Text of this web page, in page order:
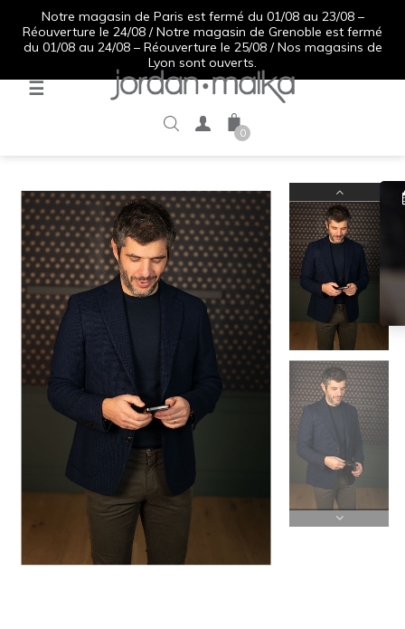
Notre magasin de Paris est fermé du 01/08 au 23/08 –
Réouverture le 24/08 / Notre magasin de Grenoble est fermé
du 01/08 au 24/08 – Réouverture le 25/08 / Nos magasins de
Lyon sont ouverts.
Basculer
☰
0